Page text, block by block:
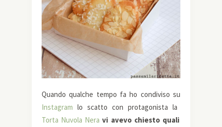
Quando qualche tempo fa ho condiviso su
Instagram lo scatto con protagonista la
Torta Nuvola Nera vi avevo chiesto quali